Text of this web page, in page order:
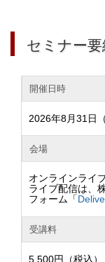
セミナー要
開催日時
2026年8月31日
会場
オンラインライ
ライブ配信は、
フォーム「
受講料
5,500円（税込